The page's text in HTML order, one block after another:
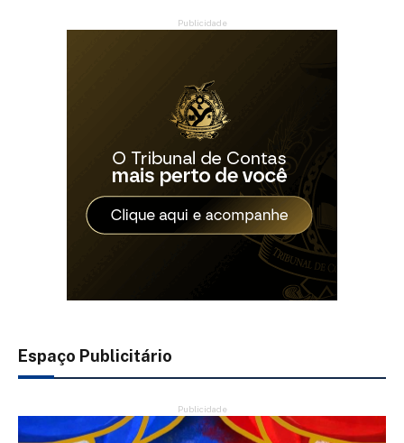
Publicidade
Espaço Publicitário
Publicidade